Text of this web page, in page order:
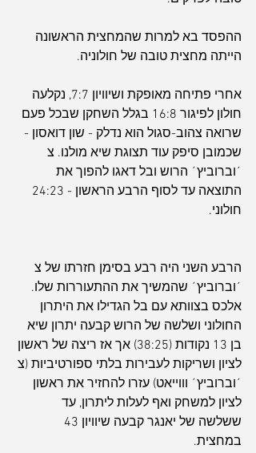
ההפסד בא למרות שהמחצית הראשונה
הייתה מחצית טובה של חולוניה.
אחרי פתיחה מאופקת ושיוויון 7:7, נקלעה
חולון לפיגור 16:8 בגלל השחקן שבכל פעם
שרואה צהוב-סגול הוא נדלק - שון דואסון -
שכמובן סיפק עוד תצוגת שיא מולנו. צ
´וברוביץ´ הרוש ובל דאגו להפוך את
חולוני.
הרבע השני היה רבע בסימן חזרתו של צ
´וברוביץ´ שהמשיך את ההתעוררות שלו.
אלכס בצוותא עם בל הגדילו את היתרון
החולוני ושלשה של הרוש קבעה יתרון שיא
בן 13 נקודות (38:25) אך אז ריצה של ראשון
לציון ושריקות לעבירות בלתי ספורטיביות (צ
´וברוביץ´ וווייאט) עזרו להחזיר את ראשון
לציון למשחק ואף לעלות ליתרון, עד
במחצית.